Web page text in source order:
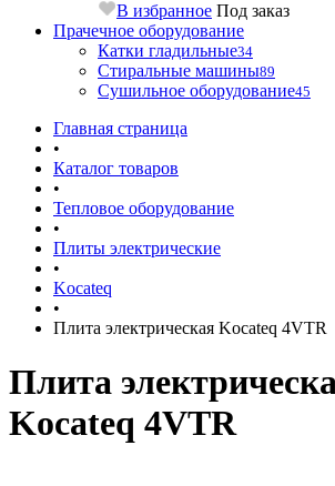
В избранное Под заказ
Прачечное оборудование
Катки гладильные34
Стиральные машины89
Сушильное оборудование45
Главная страница
•
Каталог товаров
•
Тепловое оборудование
•
Плиты электрические
•
Kocateq
•
Плита электрическая Kocateq 4VTR
Плита
Kocateq 4VTR